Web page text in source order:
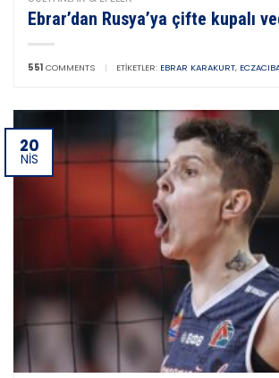
Ebrar’dan Rusya’ya çifte kupalı
551 COMMENTS | ETIKETLER: EBRAR KARAKURT,
20
NIS